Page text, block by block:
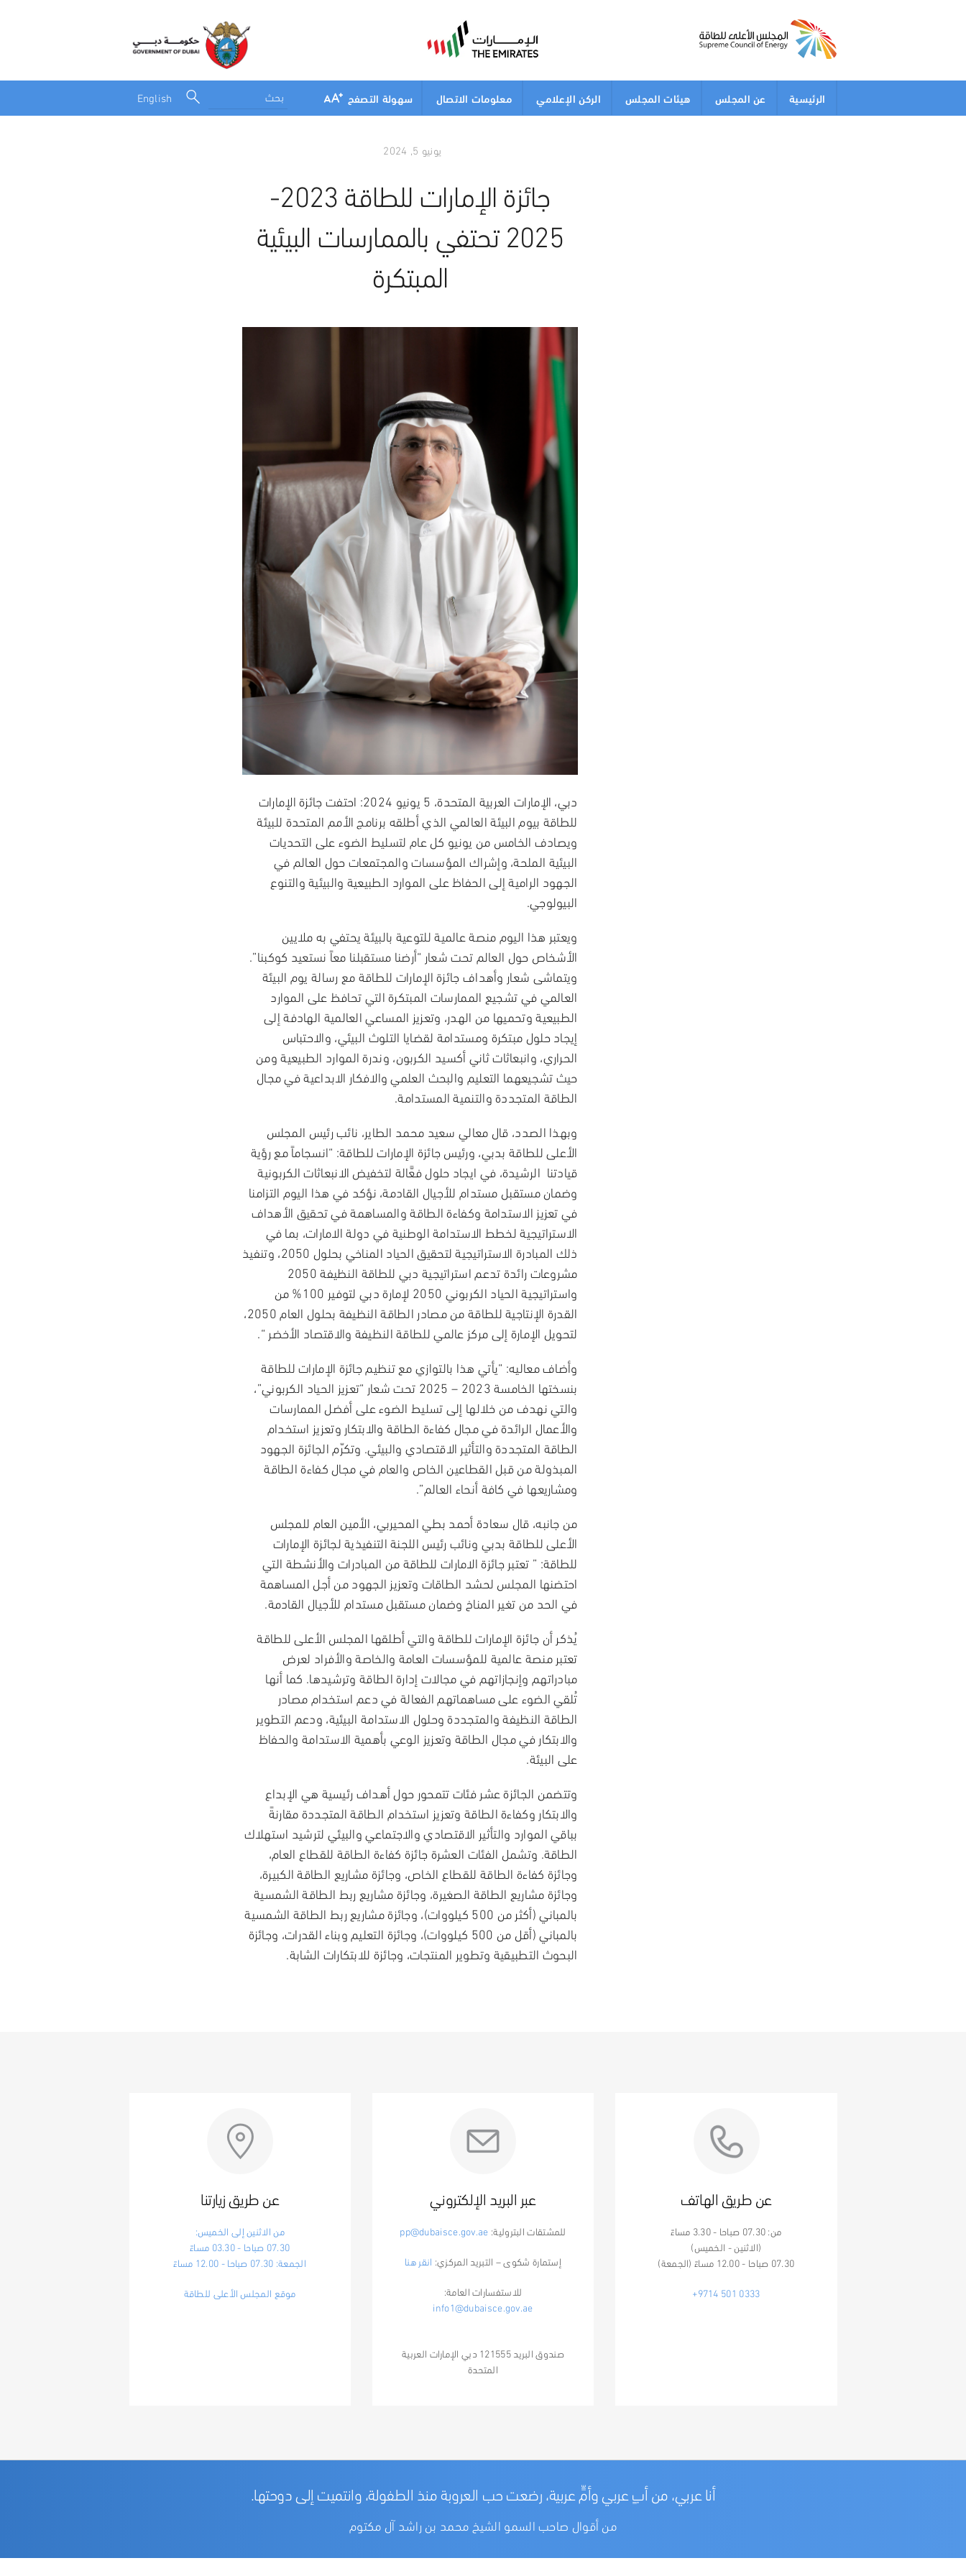
English الرئيسية عن المجلس هيئات المجلس الركن الإعلامي معلومات الاتصال سهولة التصفح
يونيو 5, 2024
جائزة الإمارات للطاقة 2023-
2025 تحتفي بالممارسات البيئية
المبتكرة
دبي، الإمارات العربية المتحدة، 5 يونيو 2024:
احتفت جائزة الإمارات
للطاقة بيوم البيئة العالمي الذي أطلقه برنامج الأمم المتحدة للبيئة
ويصادف الخامس من يونيو كل عام لتسليط الضوء على التحديات
البيئية الملحة، وإشراك المؤسسات والمجتمعات حول العالم في
الجهود الرامية إلى الحفاظ على الموارد الطبيعية والبيئية والتنوع
البيولوجي.
ويعتبر هذا اليوم منصة عالمية للتوعية بالبيئة يحتفي به ملايين
الأشخاص حول العالم تحت شعار “أرضنا مستقبلنا معاً نستعيد كوكبنا”.
ويتماشى شعار وأهداف جائزة الإمارات للطاقة مع رسالة يوم البيئة
العالمي في تشجيع الممارسات المبتكرة التي تحافظ على الموارد
الطبيعية وتحميها من الهدر، وتعزيز المساعي العالمية الهادفة إلى
إيجاد حلول مبتكرة ومستدامة لقضايا التلوث البيئي، والاحتباس
الحراري، وانبعاثات ثاني أكسيد الكربون، وندرة الموارد الطبيعية ومن
حيث تشجيعهما التعليم والبحث العلمي والافكار الابداعية في مجال
الطاقة المتجددة والتنمية المستدامة.
وبهذا الصدد، قال معالي سعيد محمد الطاير، نائب رئيس المجلس
الأعلى للطاقة بدبي، ورئيس جائزة الإمارات للطاقة: “انسجاماً مع رؤية
قيادتنا الرشيدة، في ايجاد حلول فعَّالة لتخفيض الانبعاثات الكربونية
وضمان مستقبل مستدام للأجيال القادمة، نؤكد في هذا اليوم التزامنا
في تعزيز الاستدامة وكفاءة الطاقة والمساهمة في تحقيق الأهداف
الاستراتيجية لخطط الاستدامة الوطنية في دولة الامارات، بما في
ذلك المبادرة الاستراتيجية لتحقيق الحياد المناخي بحلول 2050، وتنفيذ
مشروعات رائدة تدعم استراتيجية دبي للطاقة النظيفة 2050
واستراتيجية الحياد الكربوني 2050 لإمارة دبي لتوفير 100% من
القدرة الإنتاجية للطاقة من مصادر الطاقة النظيفة بحلول العام 2050،
لتحويل الإمارة إلى مركز عالمي للطاقة النظيفة والاقتصاد الأخضر “.
وأضاف معاليه: “يأتي هذا بالتوازي مع تنظيم جائزة الإمارات للطاقة
بنسختها الخامسة 2023 – 2025 تحت شعار “تعزيز الحياد الكربوني”،
والتي نهدف من خلالها إلى تسليط الضوء على أفضل الممارسات
والأعمال الرائدة في مجال كفاءة الطاقة والابتكار وتعزيز استخدام
الطاقة المتجددة والتأثير الاقتصادي والبيئي. وتكرّم الجائزة الجهود
المبذولة من قبل القطاعين الخاص والعام في مجال كفاءة الطاقة
ومشاريعها في كافة أنحاء العالم”.
من جانبه، قال سعادة أحمد بطي المحيربي، الأمين العام للمجلس
الأعلى للطاقة بدبي ونائب رئيس اللجنة التنفيذية لجائزة الإمارات
للطاقة: ” تعتبر جائزة الامارات للطاقة من المبادرات والأنشطة التي
احتضنها المجلس لحشد الطاقات وتعزيز الجهود من أجل المساهمة
في الحد من تغير المناخ وضمان مستقبل مستدام للأجيال القادمة.
يُذكر أن جائزة الإمارات للطاقة والتي أطلقها المجلس الأعلى للطاقة
تعتبر منصة عالمية للمؤسسات العامة والخاصة والأفراد لعرض
مبادراتهم وإنجازاتهم في مجالات إدارة الطاقة وترشيدها. كما أنها
تُلقي الضوء على مساهماتهم الفعالة في دعم استخدام مصادر
الطاقة النظيفة والمتجددة وحلول الاستدامة البيئية، ودعم التطوير
والابتكار في مجال الطاقة وتعزيز الوعي بأهمية الاستدامة والحفاظ
على البيئة.
وتتضمن الجائزة عشر فئات تتمحور حول أهداف رئيسية هي الإبداع
والابتكار وكفاءة الطاقة وتعزيز استخدام الطاقة المتجددة مقارنةً
بباقي الموارد والتأثير الاقتصادي والاجتماعي والبيئي لترشيد استهلاك
الطاقة. وتشمل الفئات العشرة جائزة كفاءة الطاقة للقطاع العام،
وجائزة كفاءة الطاقة للقطاع الخاص، وجائزة مشاريع الطاقة الكبيرة،
وجائزة مشاريع الطاقة الصغيرة، وجائزة مشاريع ربط الطاقة الشمسية
بالمباني (أكثر من 500 كيلووات)، وجائزة مشاريع ربط الطاقة الشمسية
بالمباني (أقل من 500 كيلووات)، وجائزة التعليم وبناء القدرات، وجائزة
البحوث التطبيقية وتطوير المنتجات، وجائزة للابتكارات الشابة.
عن طريق الهاتف
من: 07.30 صباحا - 3.30 مساءً
(الاثنين - الخميس)
07.30 صباحا - 12.00 مساءً (الجمعة)
+9714 501 0333
عبر البريد الإلكتروني
للمشتقات البترولية: pp@dubaisce.gov.ae
إستمارة شكوى – التبريد المركزي: انقر هنا
للاستفسارات العامة:
info1@dubaisce.gov.ae
صندوق البريد 121555 دبي الإمارات العربية
المتحدة
عن طريق زيارتنا
من الاثنين إلى الخميس:
07.30 صباحا - 03.30 مساءً
الجمعة: 07.30 صباحا - 12.00 مساءً
موقع المجلس الأعلى للطاقة
أنا عربي، من أبٍ عربي وأمٍّ عربية، رضعت حب العروبة منذ الطفولة، وانتميت إلى دوحتها.
من أقوال صاحب السمو الشيخ محمد بن راشد آل مكتوم